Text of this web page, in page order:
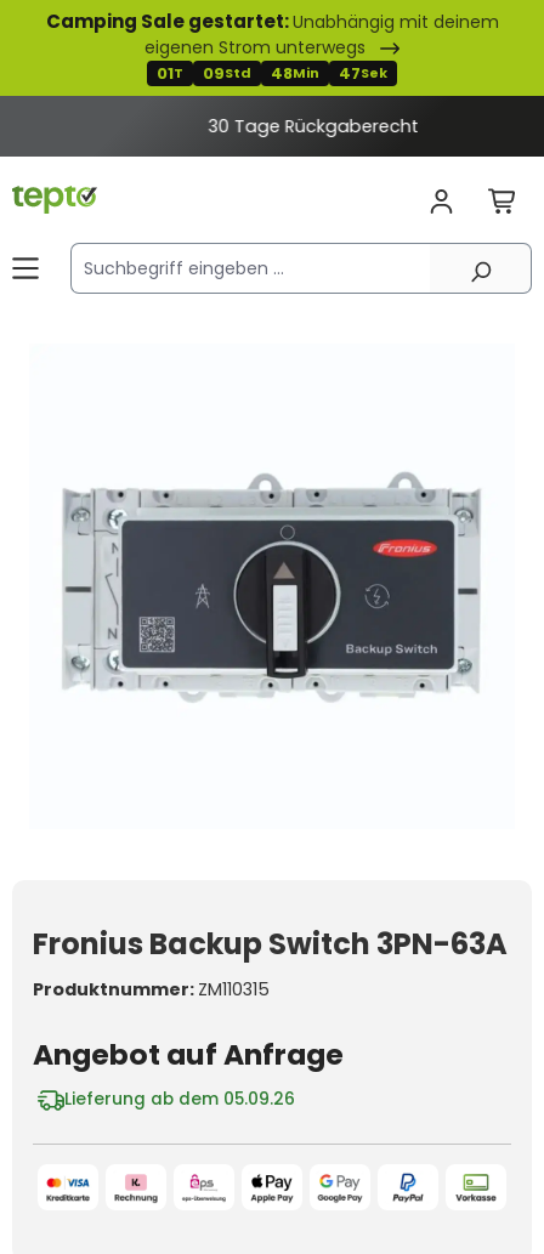
springen
Camping Sale gestartet:Unabhängig mit deinem
eigenen Strom unterwegs
01T 09Std 48Min 47Sek
30 Tage Rückgaberecht
Fronius Backup Switch 3PN-63A
Produktnummer: ZM110315
Angebot auf Anfrage
Lieferung ab dem 05.09.26